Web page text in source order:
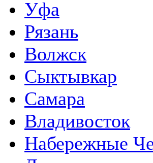
Уфа
Рязань
Волжск
Сыктывкар
Самара
Владивосток
Набережные